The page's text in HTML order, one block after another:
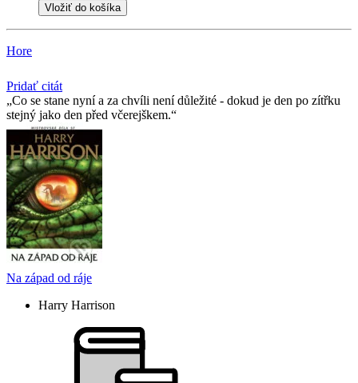
Vložiť do košíka
Hore
Pridať citát
Co se stane nyní a za chvíli není důležité - dokud je den po zítřku
stejný jako den před včerejškem.
Na západ od ráje
Harry Harrison